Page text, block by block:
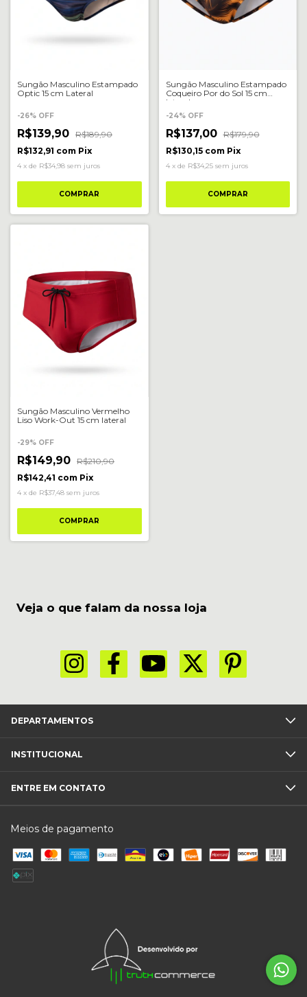
Sungão Masculino Estampado
Optic 15 cm Lateral
-26% OFF
R$139,90 R$189,90
R$132,91 com Pix
4 x de R$34,98 sem juros
COMPRAR
Sungão Masculino Estampado
Coqueiro Por do Sol 15 cm
lateral
-24% OFF
R$137,00 R$179,90
R$130,15 com Pix
4 x de R$34,25 sem juros
COMPRAR
Sungão Masculino Vermelho
Liso Work-Out 15 cm lateral
-29% OFF
R$149,90 R$210,90
R$142,41 com Pix
4 x de R$37,48 sem juros
COMPRAR
Veja o que falam da nossa loja
DEPARTAMENTOS
INSTITUCIONAL
ENTRE EM CONTATO
Meios de pagamento